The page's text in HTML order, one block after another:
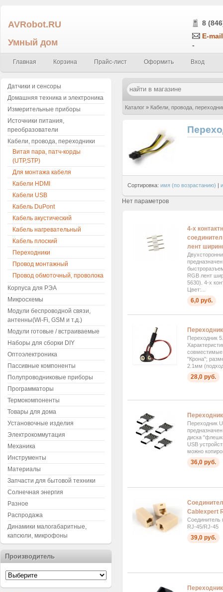
AVRobot.RU
Умный дом
8
E-
-
Главная Корзина Прайс-лист Оформить Вход
Каталог » Кабели, провода,
Сортировка: имя (по возрастанию) |
Нет параметров
4-х
лент
RGB лент
5630). 4-х
Цвет:...
6,0 руб.
Переходник
совместимые
"Крона";
2.1мм
28,0 руб.
Переходник
диска
USB
можно
36,0 руб.
Cablexpert
Соединитель
RJ-45/RJ-45
39,0 руб.
Датчики и сенсоры
Домашняя техника и электроника
Измерительные приборы
Источники питания,
преобразователи
Кабели, провода, переходники
Витая пара, патч-корды
(UTP,STP)
Для монтажа кабеля
Кабели HDMI
Кабели USB
Кабель DuPont
Кабель акустический
Кабель нагревательный
Кабель плоский
Переходники
Провод монтажный
Провод обмоточный, проволока
Корпуса для РЭА
Микросхемы
Модули беспроводной связи,
антенны(Wi-Fi, GSM и т.д.)
Модули готовые / встраиваемые
Наборы для сборки DIY
Оптоэлектроника
Пассивные компоненты
Полупроводниковые приборы
Программаторы
Термокомпоненты
Товары для дома
Установочные изделия
Электрокоммутация
Механика
Инструменты
Материалы
Запчасти для бытовой техники
Солнечная энергия
Разное
Распродажа
Динамики малогабаритные,
капсюли, микрофоны
Производитель